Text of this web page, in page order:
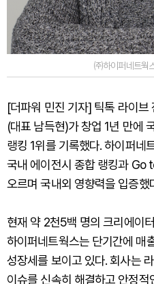
㈜하이퍼네트웍
[더파워 민진 기자] 틱톡 라이
(대표 남득현)가 창업 1년 만에
랭킹 1위를 기록했다. 하이퍼네
국내 에이전시 종합 랭킹과 Go
오르며 국내외 영향력을 입증했
현재 약 2천5백 명의 크리에이
하이퍼네트웍스는 단기간에 매
성장세를 보이고 있다. 회사는
이슈를 신속히 해결하고 안정